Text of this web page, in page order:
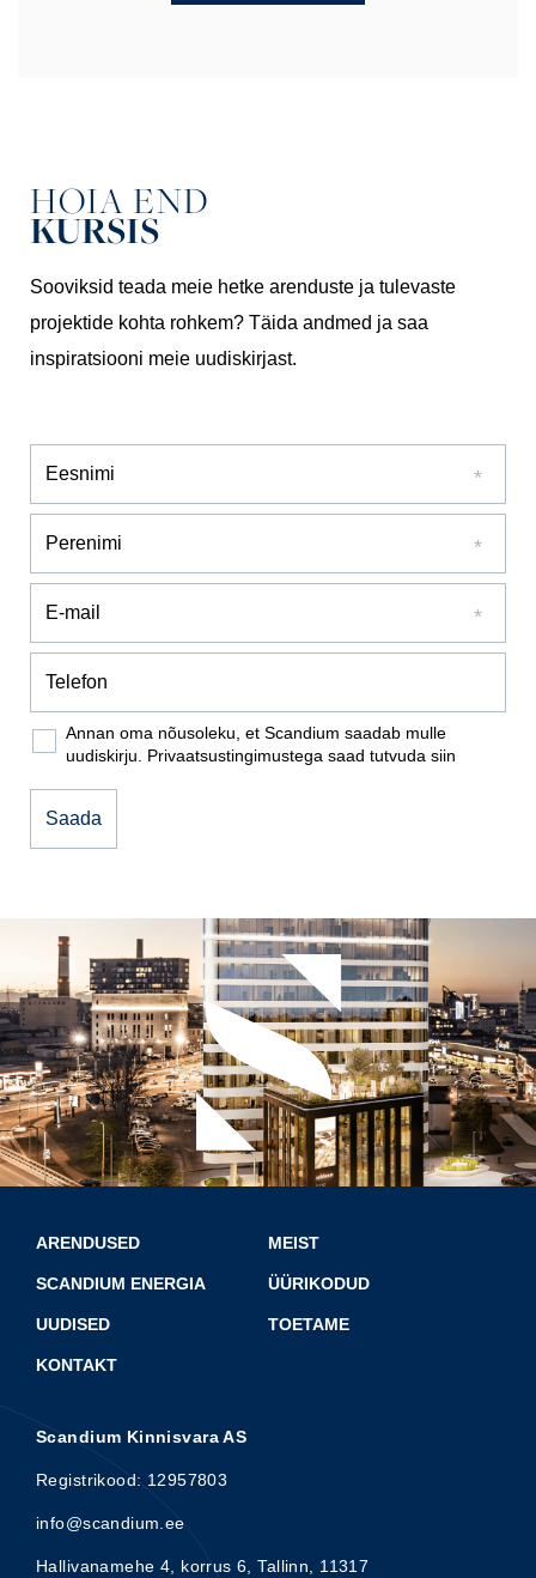
HOIA END
KURSIS
Sooviksid teada meie hetke arenduste ja tulevaste
projektide kohta rohkem? Täida andmed ja saa
inspiratsiooni meie uudiskirjast.
Annan oma nõusoleku, et Scandium saadab mulle
uudiskirju. Privaatsustingimustega saad tutvuda siin
ARENDUSED MEIST
SCANDIUM ENERGIA ÜÜRIKODUD
UUDISED TOETAME
KONTAKT
Scandium Kinnisvara AS
Registrikood: 12957803
info@scandium.ee
Hallivanamehe 4, korrus 6, Tallinn, 11317